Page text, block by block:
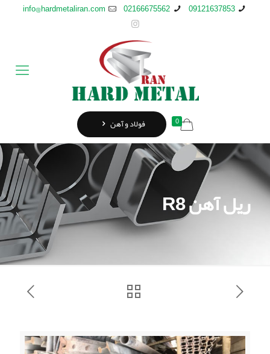
09121637853
02166675562
info@hardmetaliran.com
0 فولاد و آهن
ریل آهن R8